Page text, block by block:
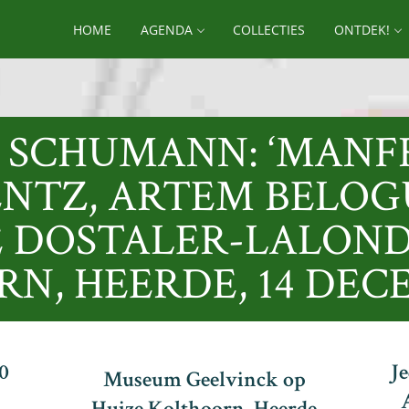
HOME AGENDA COLLECTIES ONTDEK!
ARTEM
DOSTALER-
HEERDE, 14
Museum Geelvinck op